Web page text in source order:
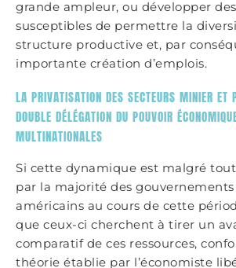
grande ampleur, ou développer
susceptibles de permettre la
structure productive et, par
importante création d’emplois.
LA PRIVATISATION DES SECTEURS MINIER ET
DOUBLE DÉLÉGATION DU POUVOIR
MULTINATIONALES
Si cette dynamique est malgré
par la majorité des
américains au cours de cette
que ceux-ci cherchent à tirer un
comparatif de ces ressources,
théorie établie par l’économiste